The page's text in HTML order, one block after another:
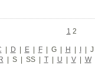
1 2
| D | E | F | G| H | I | J
| S | SS | T | U | V | W